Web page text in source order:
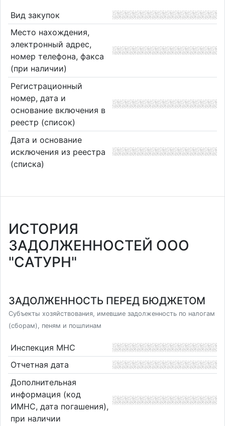
Вид закупок
Место нахождения,
электронный адрес,
номер телефона, факса
(при наличии)
Регистрационный
номер, дата и
основание включения в
реестр (список)
Дата и основание
исключения из реестра
(списка)
ИСТОРИЯ
ЗАДОЛЖЕННОСТЕЙ ООО
"САТУРН"
ЗАДОЛЖЕННОСТЬ ПЕРЕД БЮДЖЕТОМ
Субъекты хозяйствования, имевшие задолженность по налогам
(сборам), пеням и пошлинам
Инспекция МНС
Отчетная дата
Дополнительная
информация (код
ИМНС, дата погашения),
при наличии